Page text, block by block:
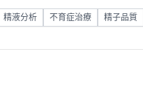
精液分析 不育症治療 精子品質